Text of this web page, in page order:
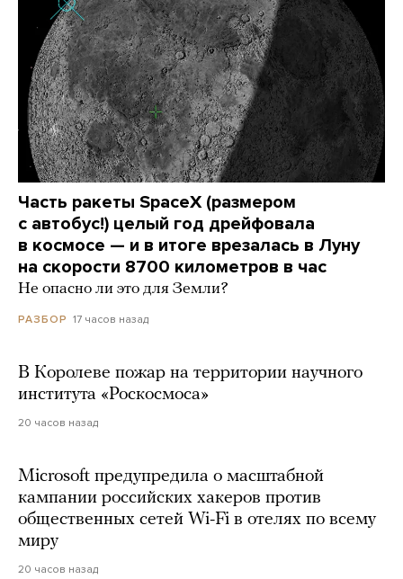
Часть ракеты SpaceX (размером
с автобус!) целый год дрейфовала
в космосе — и в итоге врезалась в Луну
на скорости 8700 километров в час
Не опасно ли это для Земли?
РАЗБОР 17 часов назад
В Королеве пожар на территории научного
института «Роскосмоса»
20 часов назад
Microsoft предупредила о масштабной
кампании российских хакеров против
общественных сетей Wi-Fi в отелях по всему
миру
20 часов назад